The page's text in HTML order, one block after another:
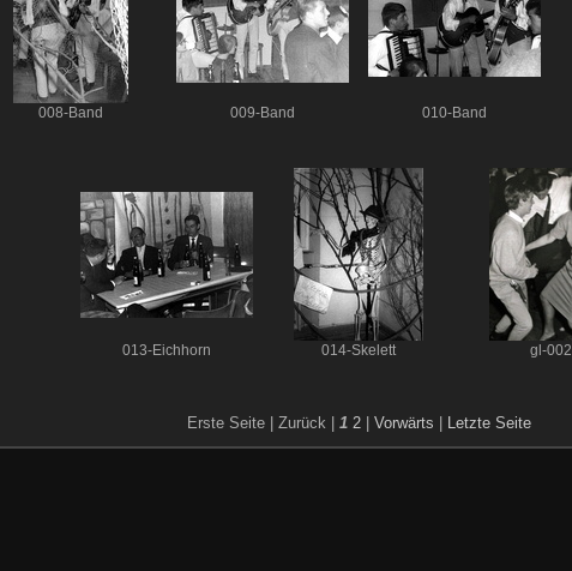
008-Band 009-Band 010-Band
013-Eichhorn 014-Skelett gl-002
Erste Seite | Zurück | 1 2 Vorwärts Letzte Seite